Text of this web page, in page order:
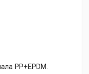
PP+EPDM.